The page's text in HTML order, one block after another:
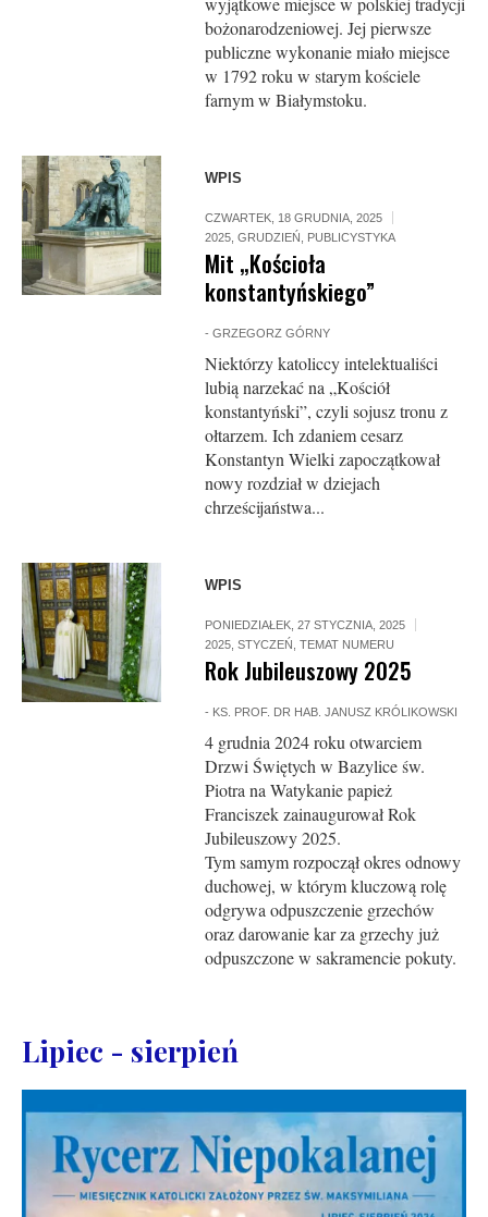
bożonarodzeniowej. Jej pierwsze
publiczne wykonanie miało miejsce
w 1792 roku w starym kościele
farnym w Białymstoku.
WPIS
CZWARTEK, 18 GRUDNIA, 2025
2025 ,GRUDZIEŃ PUBLICYSTYKA
Mit „Kościoła
konstantyńskiego”
-GRZEGORZ GÓRNY
Niektórzy katoliccy intelektualiści
lubią narzekać na „Kościół
konstantyński”, czyli sojusz tronu z
ołtarzem. Ich zdaniem cesarz
Konstantyn Wielki zapoczątkował
nowy rozdział w dziejach
chrześcijaństwa...
WPIS
PONIEDZIAŁEK, 27 STYCZNIA, 2025
2025 ,STYCZEŃ ,TEMAT NUMERU
Rok Jubileuszowy 2025
- KS. PROF. DR HAB. JANUSZ KRÓLIKOWSKI
4 grudnia 2024 roku otwarciem
Drzwi Świętych w Bazylice św.
Piotra na Watykanie papież
Franciszek zainaugurował Rok
Jubileuszowy 2025.
Tym samym rozpoczął okres odnowy
duchowej, w którym kluczową rolę
odgrywa odpuszczenie grzechów
oraz darowanie kar za grzechy już
odpuszczone w sakramencie pokuty.
Lipiec - sierpień